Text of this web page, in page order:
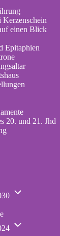
einen Blick
Epitaphien
20. und 21. Jhd
Unternavigation
2030
Unternavigation